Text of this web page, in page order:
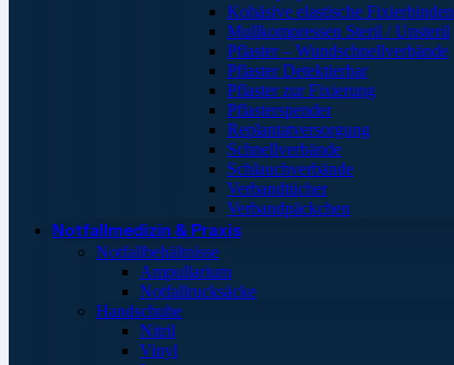
Kohäsive elastische Fixierbinden
Mullkompressen Steril / Unsteril
Pflaster – Wundschnellverbände
Pflaster Detektierbar
Pflaster zur Fixierung
Pflasterspender
Replantatversorgung
Schnellverbände
Schlauchverbände
Verbandtücher
Verbandpäckchen
Notfallmedizin & Praxis
Notfallbehältnisse
Ampullarium
Notfallrucksäcke
Handschuhe
Nitril
Vinyl